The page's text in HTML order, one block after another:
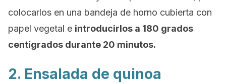
colocarlos en una bandeja de horno cubierta con
papel vegetal e introducirlos a 180 grados
centígrados durante 20 minutos.
2. Ensalada de quinoa